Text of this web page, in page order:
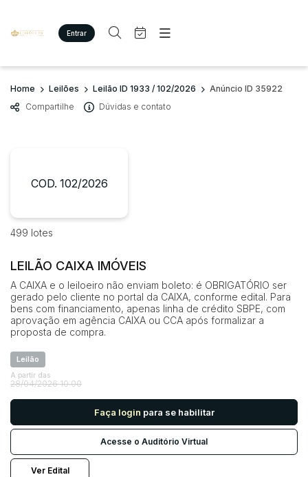
Entrar
Criar conta Entrar
Site
Agenda
Quem Somos
Imóveis
Veículos
Carros
Utilitário
Busca por palavra-chave
Bairro
Judiciais Extrajudiciais
Faixa de valor
R$ até R$
Quem Somos
Home Leilões Leilão ID 1933 / 102/2026
Anúncio ID 35922
Compartilhe
Dúvidas e contato
COD. 102/2026
499 lotes
LEILÃO CAIXA IMÓVEIS
A CAIXA e o leiloeiro não enviam boleto: é OBRIGATÓRIO ser
gerado pelo cliente no portal da CAIXA, conforme edital. Para
bens com financiamento, apenas linha de crédito SBPE, com
aprovação em agência CAIXA ou CCA após formalizar a
proposta de compra.
Leilão
A partir das
28/04/2026 10:00
Faça login para se habilitar
Acesse o Auditório Virtual
Ver Edital